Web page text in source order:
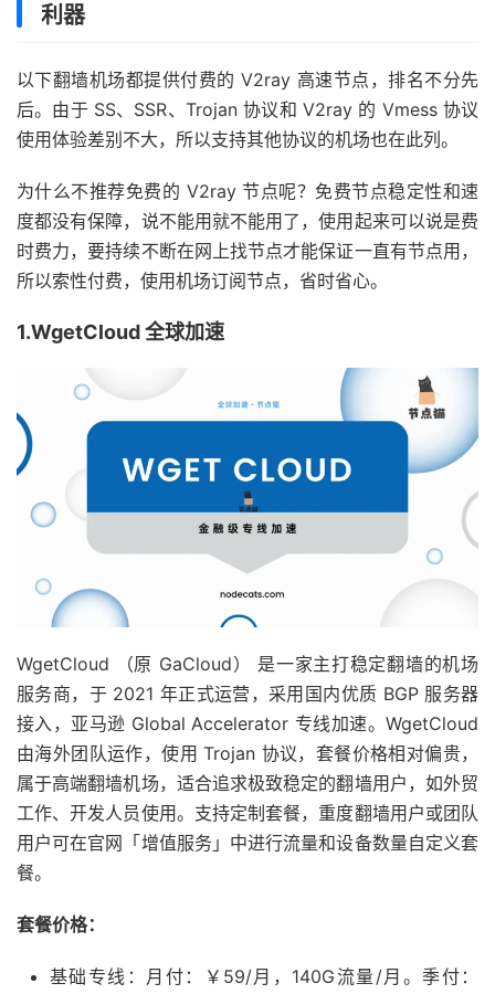
利器
以下翻墙机场都提供付费的 V2ray 高速节点，排名不分先
后。由于 SS、SSR、Trojan 协议和 V2ray 的 Vmess 协议
使用体验差别不大，所以支持其他协议的机场也在此列。
为什么不推荐免费的 V2ray 节点呢？免费节点稳定性和速
度都没有保障，说不能用就不能用了，使用起来可以说是费
时费力，要持续不断在网上找节点才能保证一直有节点用，
所以索性付费，使用机场订阅节点，省时省心。
1.WgetCloud 全球加速
WgetCloud （原 GaCloud） 是一家主打稳定翻墙的机场
服务商，于 2021 年正式运营，采用国内优质 BGP 服务器
接入，亚马逊 Global Accelerator 专线加速。WgetCloud
由海外团队运作，使用 Trojan 协议，套餐价格相对偏贵，
属于高端翻墙机场，适合追求极致稳定的翻墙用户，如外贸
工作、开发人员使用。支持定制套餐，重度翻墙用户或团队
用户可在官网「增值服务」中进行流量和设备数量自定义套
餐。
套餐价格：
基础专线：月付：￥59/月，140G流量/月。季付：